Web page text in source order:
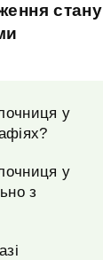
стану
у
у
з